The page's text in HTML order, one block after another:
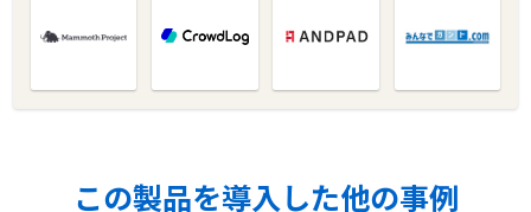
この製品を導入した他の事例